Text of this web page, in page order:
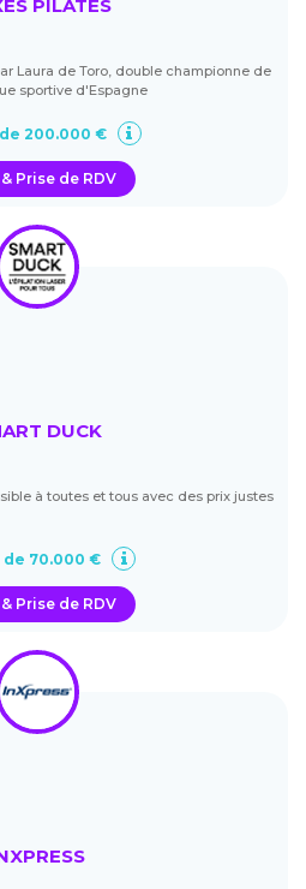
PILATES
Laura de Toro, double championne de
sportive d'Espagne
200.000 €
Prise de RDV
DUCK
à toutes et tous avec des prix justes
70.000 €
Prise de RDV